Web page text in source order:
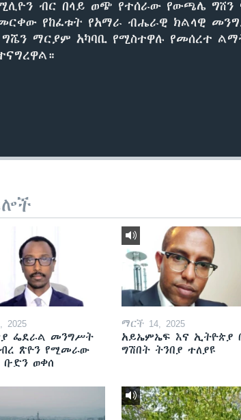
ሚሊዮን ብር በላይ ወጭ የተሰራው የውጫሌ
የከፈቱት የአማራ ብሔራዊ ክልላዊ
ማርያም አካባቢ የሚስተዋሉ የመሰረተ
2025
ፌደራል መንግሥት
ጽዮን የሚመራው
ቡድን ወቀሰ
ማርች 14, 2025
አይኤምኤፍ እና ኢትዮጵያ
ግሽበት ትንበያ ተለያዩ